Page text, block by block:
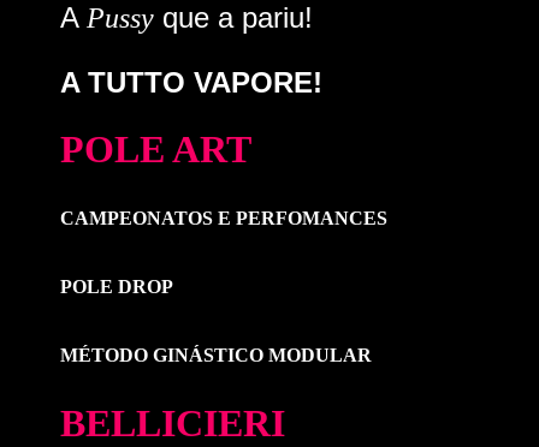
A Pussy que a pariu!
A TUTTO VAPORE!
POLE ART
CAMPEONATOS E PERFOMANCES
POLE DROP
MÉTODO GINÁSTICO MODULAR
BELLICIERI